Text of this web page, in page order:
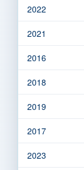
2022
2021
2016
2018
2019
2017
2023